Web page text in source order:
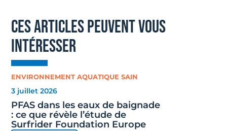
ces articles peuvent vous
intéresser
ENVIRONNEMENT AQUATIQUE SAIN
3 juillet 2026
PFAS dans les eaux de baignade
: ce que révèle l’étude de
Surfrider Foundation Europe